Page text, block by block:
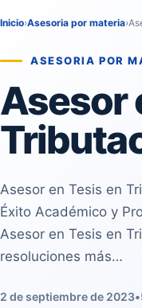
Inicio›Asesoria por materia›
ASESORIA POR
Asesor
Asesor en Tesis en
Éxito Académico y
Asesor en Tesis en
resoluciones más…
2 de septiembre de 2023•